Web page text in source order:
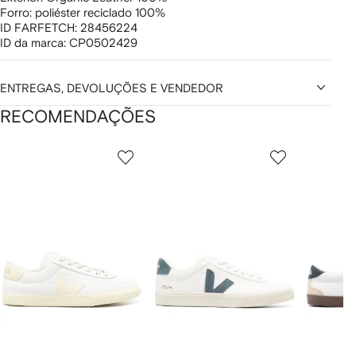
Forro: poliéster reciclado 100%
ID FARFETCH: 28456224
ID da marca: CP0502429
ENTREGAS, DEVOLUÇÕES E VENDEDOR
RECOMENDAÇÕES